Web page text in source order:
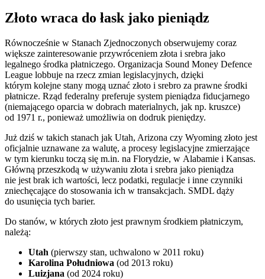
Złoto wraca do łask jako pieniądz
Równocześnie w Stanach Zjednoczonych obserwujemy coraz
większe zainteresowanie przywróceniem złota i srebra jako
legalnego środka płatniczego. Organizacja Sound Money Defence
League lobbuje na rzecz zmian legislacyjnych, dzięki
którym kolejne stany mogą uznać złoto i srebro za prawne środki
płatnicze. Rząd federalny preferuje system pieniądza fiducjarnego
(niemającego oparcia w dobrach materialnych, jak np. kruszce)
od 1971 r., ponieważ umożliwia on dodruk pieniędzy.
Już dziś w takich stanach jak Utah, Arizona czy Wyoming złoto jest
oficjalnie uznawane za walutę, a procesy legislacyjne zmierzające
w tym kierunku toczą się m.in. na Florydzie, w Alabamie i Kansas.
Główną przeszkodą w używaniu złota i srebra jako pieniądza
nie jest brak ich wartości, lecz podatki, regulacje i inne czynniki
zniechęcające do stosowania ich w transakcjach. SMDL dąży
do usunięcia tych barier.
Do stanów, w których złoto jest prawnym środkiem płatniczym,
należą:
Utah (pierwszy stan, uchwalono w 2011 roku)
Karolina Południowa (od 2013 roku)
Luizjana (od 2024 roku)